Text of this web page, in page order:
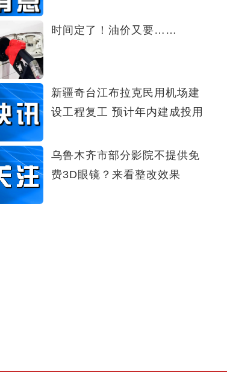
时间定了！油价又要……
新疆奇台江布拉克民用机场建
设工程复工 预计年内建成投用
乌鲁木齐市部分影院不提供免
费3D眼镜？来看整改效果